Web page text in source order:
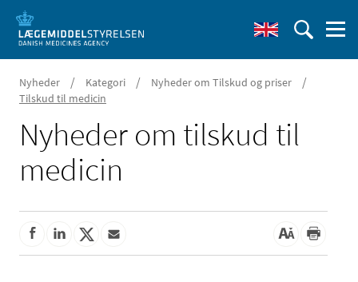
Nyheder / Kategori / Nyheder om Tilskud og priser /
Tilskud til medicin
Nyheder om tilskud til
medicin